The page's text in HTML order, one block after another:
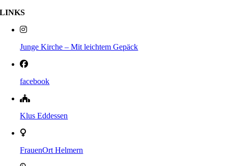
LINKS
Junge Kirche – Mit leichtem Gepäck
facebook
Klus Eddessen
FrauenOrt Helmern